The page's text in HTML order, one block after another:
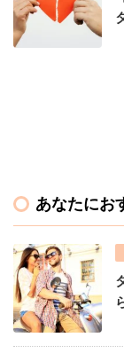
あなたにお